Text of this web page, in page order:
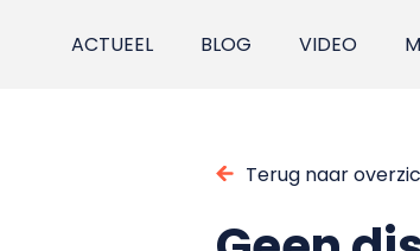
ACTUEEL BLOG VIDEO
Terug naar